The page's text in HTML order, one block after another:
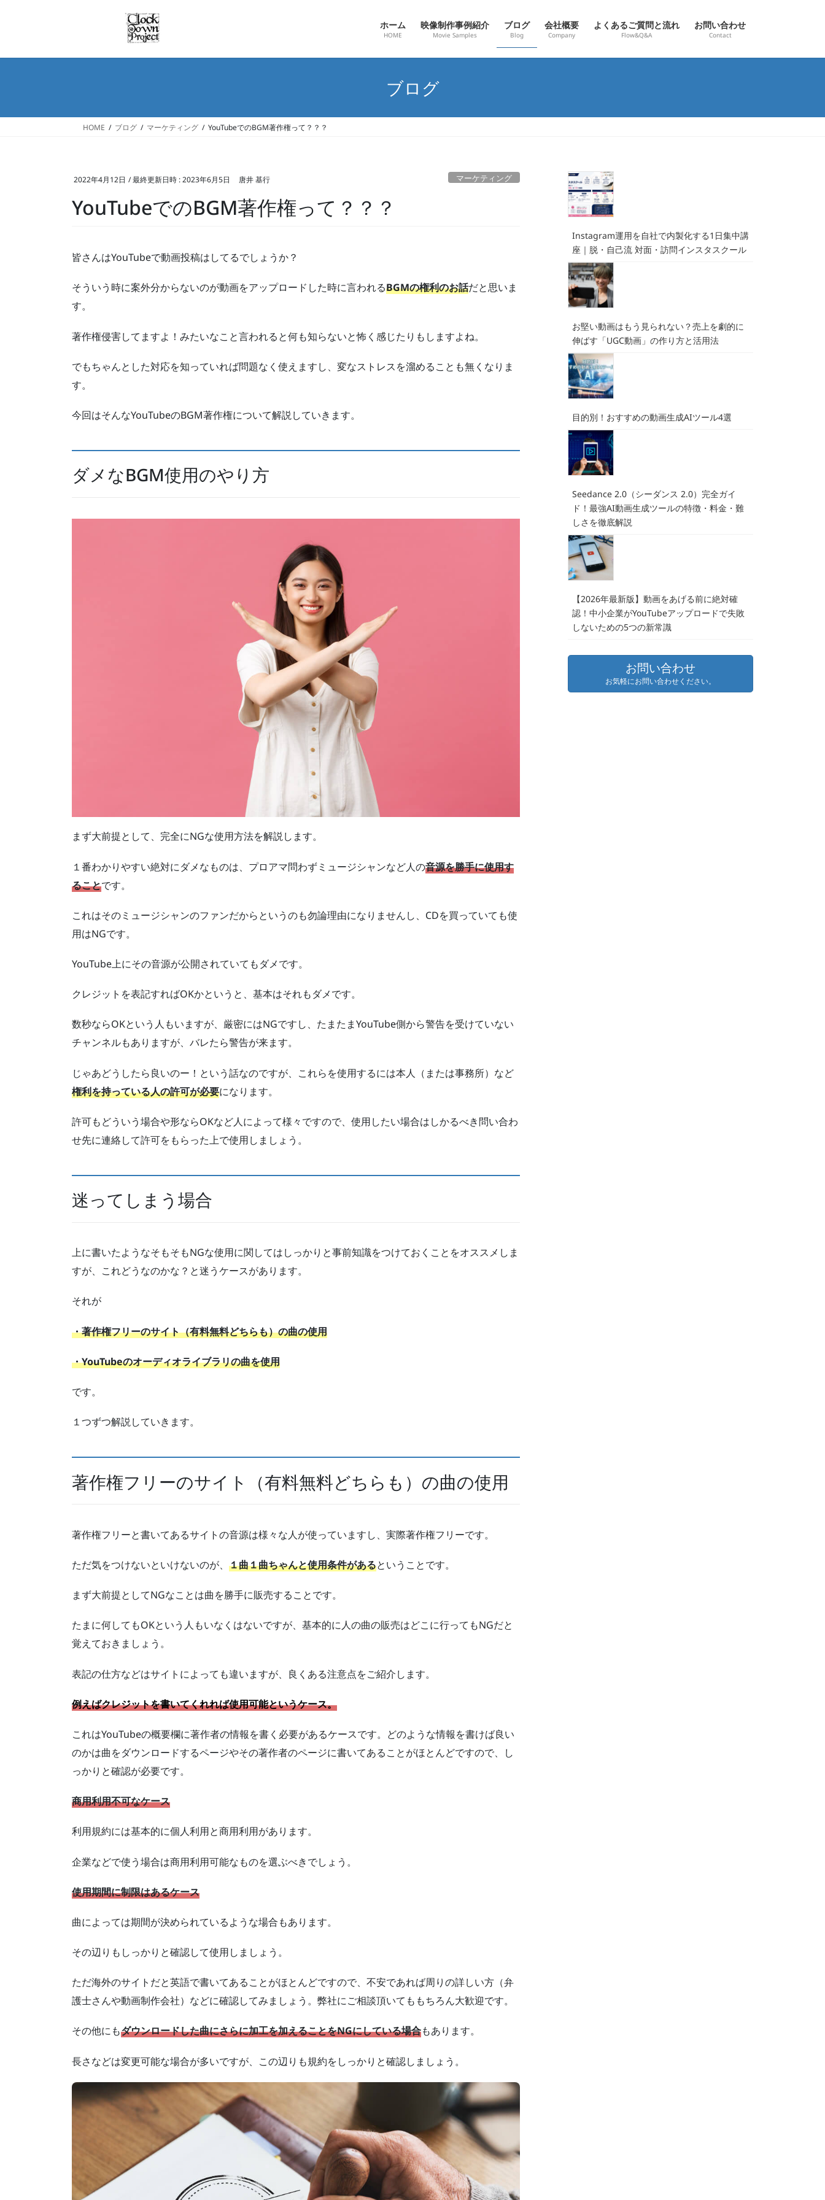
ホーム
HOME
映像制作事例紹介
Movie Samples
ブログ
Blog
会社概要
Company
よくあるご質問と流れ
Flow&Q&A
お問い合わせ
Contact
ブログ
HOME ブログ マーケティング YouTubeでのBGM著作権って？？？
2022年4月12日 / 最終更新日時 :2023年6月5日 唐井 基行 マーケティング
YouTubeでのBGM著作権って？？？
皆さんはYouTubeで動画投稿はしてるでしょうか？
そういう時に案外分からないのが動画をアップロードした時に言われるBGMの権利のお話だと思いま
す。
著作権侵害してますよ！みたいなこと言われると何も知らないと怖く感じたりもしますよね。
でもちゃんとした対応を知っていれば問題なく使えますし、変なストレスを溜めることも無くなりま
す。
今回はそんなYouTubeのBGM著作権について解説していきます。
ダメなBGM使用のやり方
まず大前提として、完全にNGな使用方法を解説します。
１番わかりやすい絶対にダメなものは、プロアマ問わずミュージシャンなど人の音源を勝手に使用す
ることです。
これはそのミュージシャンのファンだからというのも勿論理由になりませんし、CDを買っていても使
用はNGです。
YouTube上にその音源が公開されていてもダメです。
クレジットを表記すればOKかというと、基本はそれもダメです。
数秒ならOKという人もいますが、厳密にはNGですし、たまたまYouTube側から警告を受けていない
チャンネルもありますが、バレたら警告が来ます。
じゃあどうしたら良いのー！という話なのですが、これらを使用するには本人（または事務所）など
権利を持っている人の許可が必要になります。
許可もどういう場合や形ならOKなど人によって様々ですので、使用したい場合はしかるべき問い合わ
せ先に連絡して許可をもらった上で使用しましょう。
迷ってしまう場合
上に書いたようなそもそもNGな使用に関してはしっかりと事前知識をつけておくことをオススメしま
すが、これどうなのかな？と迷うケースがあります。
それが
・著作権フリーのサイト（有料無料どちらも）の曲の使用
・YouTubeのオーディオライブラリの曲を使用
です。
１つずつ解説していきます。
著作権フリーのサイト（有料無料どちらも）の曲の使用
著作権フリーと書いてあるサイトの音源は様々な人が使っていますし、実際著作権フリーです。
ただ気をつけないといけないのが、 １曲１曲ちゃんと使用条件があるということです。
まず大前提としてNGなことは曲を勝手に販売することです。
たまに何してもOKという人もいなくはないですが、基本的に人の曲の販売はどこに行ってもNGだと
覚えておきましょう。
表記の仕方などはサイトによっても違いますが、良くある注意点をご紹介します。
例えばクレジットを書いてくれれば使用可能というケース。
これはYouTubeの概要欄に著作者の情報を書く必要があるケースです。どのような情報を書けば良い
のかは曲をダウンロードするページやその著作者のページに書いてあることがほとんどですので、し
っかりと確認が必要です。
商用利用不可なケース
利用規約には基本的に個人利用と商用利用があります。
企業などで使う場合は商用利用可能なものを選ぶべきでしょう。
使用期間に制限はあるケース
曲によっては期間が決められているような場合もあります。
その辺りもしっかりと確認して使用しましょう。
ただ海外のサイトだと英語で書いてあることがほとんどですので、不安であれば周りの詳しい方（弁
護士さんや動画制作会社）などに確認してみましょう。弊社にご相談頂いてももちろん大歓迎です。
その他にもダウンロードした曲にさらに加工を加えることをNGにしている場合もあります。
長さなどは変更可能な場合が多いですが、この辺りも規約をしっかりと確認しましょう。
Instagram運用を自社で内製化する1日集中講
座｜脱・自己流 対面・訪問インスタスクール
お堅い動画はもう見られない？売上を劇的に
伸ばす「UGC動画」の作り方と活用法
目的別！おすすめの動画生成AIツール4選
Seedance 2.0（シーダンス 2.0）完全ガイ
ド！最強AI動画生成ツールの特徴・料金・難
しさを徹底解説
【2026年最新版】動画をあげる前に絶対確
認！中小企業がYouTubeアップロードで失敗
しないための5つの新常識
お問い合わせ
お気軽にお問い合わせください。